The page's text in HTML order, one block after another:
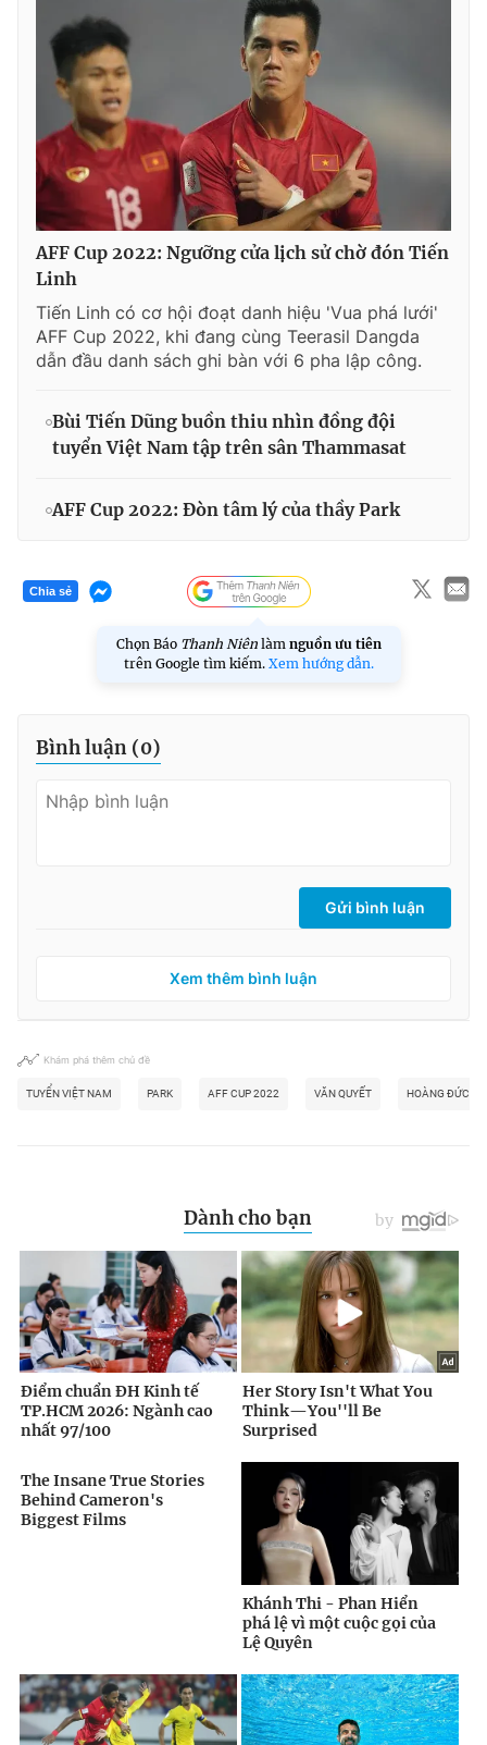
AFF Cup 2022: Ngưỡng cửa lịch sử chờ đón Tiến
Linh
Tiến Linh có cơ hội đoạt danh hiệu 'Vua phá lưới'
AFF Cup 2022, khi đang cùng Teerasil Dangda
dẫn đầu danh sách ghi bàn với 6 pha lập công.
Bùi Tiến Dũng buồn thiu nhìn đồng đội
tuyển Việt Nam tập trên sân Thammasat
AFF Cup 2022: Đòn tâm lý của thầy Park
Chia sẻ
Chọn Báo Thanh Niên làm nguồn ưu tiên
trên Google tìm kiếm. Xem hướng dẫn.
Bình luận (0)
Gửi bình luận
Xem thêm bình luận
Khám phá thêm chủ đề
TUYỂN VIỆT NAM PARK AFF CUP 2022 VĂN QUYẾT HOÀNG ĐỨC